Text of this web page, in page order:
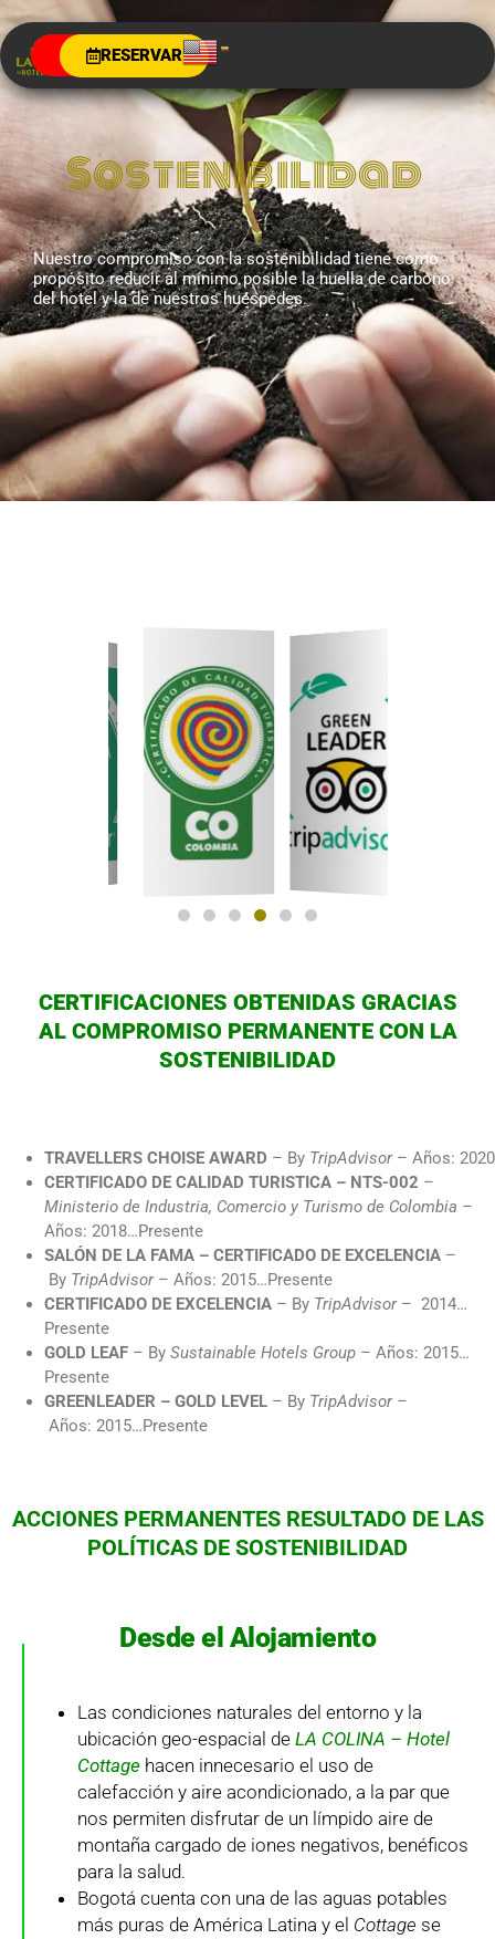
RESERVAR
Sostenibilidad
Nuestro compromiso con la sostenibilidad tiene como
propósito reducir al mínimo posible la huella de carbono
del hotel y la de nuestros huéspedes.
by TripAdvisor
Certificado de
Excelencia
NTS-002
Ministerio de
Industria,
Comercio y
By TripAdvisor
- GOLD LEVEL -
Años:
by TripAdvisor
CERTIFICACIONES OBTENIDAS GRACIAS
AL COMPROMISO PERMANENTE CON LA
SOSTENIBILIDAD
TRAVELLERS CHOISE AWARD – By TripAdvisor– Años: 2020
CERTIFICADO DE CALIDAD TURISTICA – NTS-002 –
Ministerio de Industria, Comercio y Turismo de Colombia –
Años: 2018…Presente
SALÓN DE LA FAMA – CERTIFICADO DE EXCELENCIA –
By TripAdvisor– Años: 2015…Presente
CERTIFICADO DE EXCELENCIA – By TripAdvisor– 2014…
Presente
GOLD LEAF – By Sustainable Hotels Group – Años: 2015…
Presente
GREENLEADER – GOLD LEVEL – By TripAdvisor –
Años: 2015…Presente
ACCIONES PERMANENTES RESULTADO DE LAS
POLÍTICAS DE SOSTENIBILIDAD
Desde el Alojamiento
Las condiciones naturales del entorno y la
ubicación geo-espacial deLA COLINA – Hotel
Cottage hacen innecesario el uso de
calefacción y aire acondicionado, a la par que
nos permiten disfrutar de un límpido aire de
montaña cargado de iones negativos, benéficos
para la salud.
Bogotá cuenta con una de las aguas potables
más puras de América Latina y el Cottage se